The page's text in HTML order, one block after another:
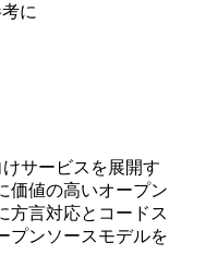
に
サービスを展開す
価値の高いオープン
方言対応とコードス
プンソースモデルを